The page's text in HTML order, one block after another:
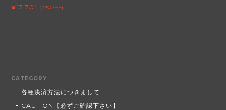
¥13,701 (2%OFF)
CATEGORY
各種決済方法につきまして
CAUTION【必ずご確認下さい】